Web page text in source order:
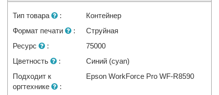
Тип товара :
Контейнер
Формат печати
:
Струйная
Ресурс
:
75000
Цветность
:
Синий (cyan)
Подходит к
оргтехнике
:
Epson WorkForce Pro WF-R8590